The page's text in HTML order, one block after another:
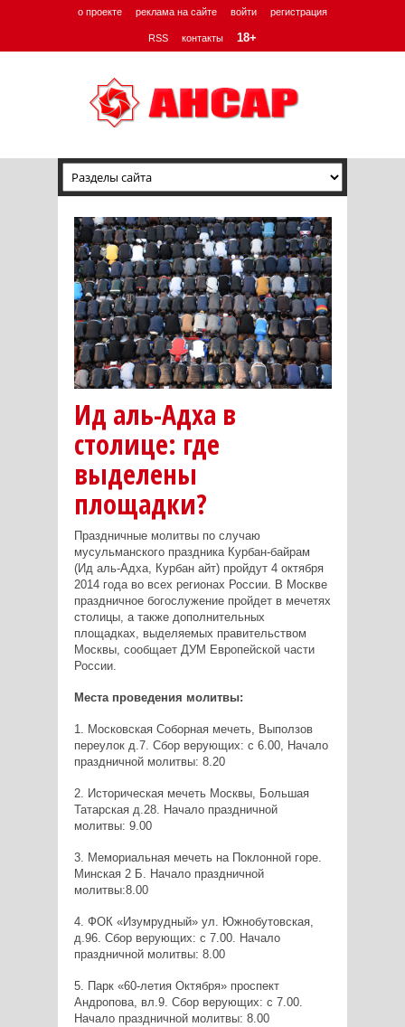
о проекте реклама на сайте войти регистрация
RSS контакты 18+
Ид аль-Адха в
столице: где
выделены
площадки?
Праздничные молитвы по случаю
мусульманского праздника Курбан-байрам
(Ид аль-Адха, Курбан айт) пройдут 4 октября
2014 года во всех регионах России. В Москве
праздничное богослужение пройдет в мечетях
столицы, а также дополнительных
площадках, выделяемых правительством
Москвы, сообщает ДУМ Европейской части
России.
Места проведения молитвы:
1. Московская Соборная мечеть, Выползов
переулок д.7. Сбор верующих: с 6.00, Начало
праздничной молитвы: 8.20
2. Историческая мечеть Москвы, Большая
Татарская д.28. Начало праздничной
молитвы: 9.00
3. Мемориальная мечеть на Поклонной горе.
Минская 2 Б. Начало праздничной
молитвы:8.00
4. ФОК «Изумрудный» ул. Южнобутовская,
д.96. Сбор верующих: с 7.00. Начало
праздничной молитвы: 8.00
5. Парк «60-летия Октября» проспект
Андропова, вл.9. Сбор верующих: с 7.00.
Начало праздничной молитвы: 8.00